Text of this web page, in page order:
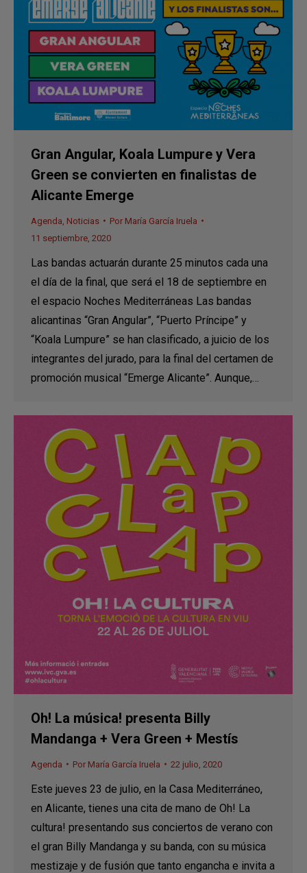
Gran Angular, Koala Lumpure y Vera
Green se convierten en finalistas de
Alicante Emerge
Agenda Noticias Por María García Iruela
11 septiembre, 2020
Las bandas actuarán durante 25 minutos cada una
el día de la final, que será el 18 de septiembre en
el espacio Noches Mediterráneas Las bandas
alicantinas “Gran Angular”, “Puerto Príncipe” y
“Koala Lumpure” se han clasificado, a juicio de los
integrantes del jurado, para la final del certamen de
promoción musical “Emerge Alicante”. Aunque,…
Oh! La música! presenta Billy
Mandanga + Vera Green + Mestís
Agenda Por María García Iruela 22 julio, 2020
Este jueves 23 de julio, en la Casa Mediterráneo,
en Alicante, tienes una cita de mano de Oh! La
cultura! presentando sus conciertos de verano con
el gran Billy Mandanga y su banda, con su música
mestizaje y de fusión que tanto engancha e invita a